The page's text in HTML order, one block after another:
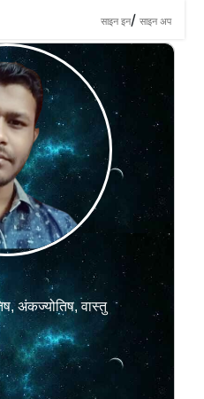
साइन इन/ साइन अप
अंकज्योतिष, वास्तु